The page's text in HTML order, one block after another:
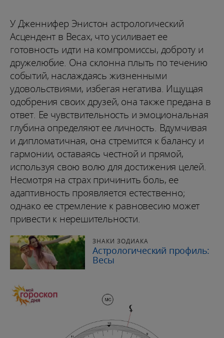
У Дженнифер Энистон астрологический
Асцендент в Весах, что усиливает ее
готовность идти на компромиссы, доброту и
дружелюбие. Она склонна плыть по течению
событий, наслаждаясь жизненными
удовольствиями, избегая негатива. Ищущая
одобрения своих друзей, она также предана в
ответ. Ее чувствительность и эмоциональная
глубина определяют ее личность. Вдумчивая
и дипломатичная, она стремится к балансу и
гармонии, оставаясь честной и прямой,
используя свою волю для достижения целей.
Несмотря на страх причинить боль, ее
адаптивность проявляется естественно;
однако ее стремление к равновесию может
привести к нерешительности.
ЗНАКИ ЗОДИАКА
Астрологический профиль:
Весы